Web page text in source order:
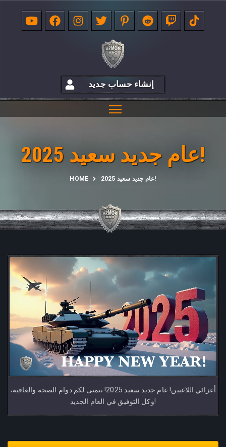
إنشاء حساب جديد
عام جديد سعيد 2025!
HOME عام جديد سعيد 2025!
أعزائي اللاعبين! عام جديد سعيد 2025! نتمنى لكم دوام الصحة والعافية،
وكل التوفيق في العام الجديد!